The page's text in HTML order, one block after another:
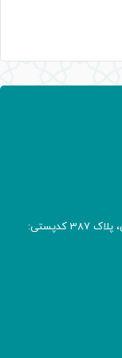
آدرس: پسـتی تهران، خیابان طالقانی، میدان فلسطین، پلاک 387 کدپستی: